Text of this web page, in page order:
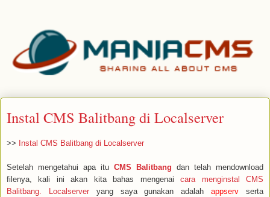
Instal CMS Balitbang di Localserver
>> Instal CMS Balitbang di Localserver
Setelah mengetahui apa itu CMS Balitbang dan telah mendownload
filenya, kali ini akan kita bahas mengenaicara menginstal CMS
Balitbang. Localserveryang saya gunakan adalahappserv serta